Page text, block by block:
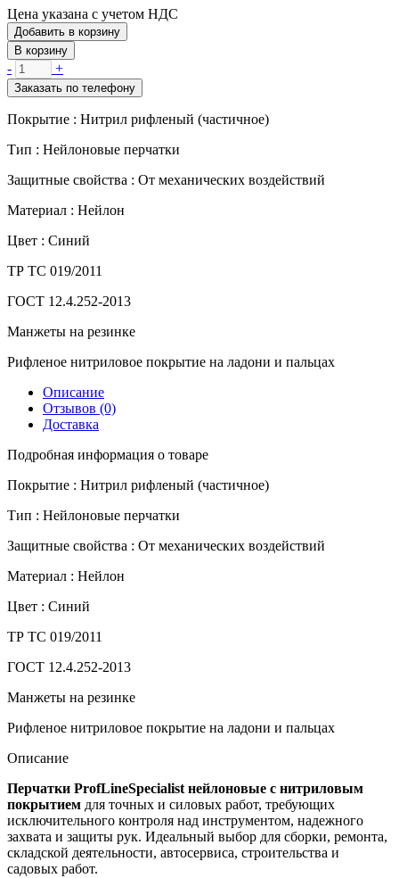
Цена указана с учетом НДС
Добавить в корзину
В корзину
- +
Заказать по телефону
Покрытие : Нитрил рифленый (частичное)
Тип : Нейлоновые перчатки
Защитные свойства : От механических воздействий
Материал : Нейлон
Цвет : Синий
ТР ТС 019/2011
ГОСТ 12.4.252-2013
Манжеты на резинке
Рифленое нитриловое покрытие на ладони и пальцах
Описание
Отзывов (0)
Доставка
Подробная информация о товаре
Покрытие : Нитрил рифленый (частичное)
Тип : Нейлоновые перчатки
Защитные свойства : От механических воздействий
Материал : Нейлон
Цвет : Синий
ТР ТС 019/2011
ГОСТ 12.4.252-2013
Манжеты на резинке
Рифленое нитриловое покрытие на ладони и пальцах
Описание
Перчатки ProfLineSpecialist нейлоновые с нитриловым
покрытием для точных и силовых работ, требующих
исключительного контроля над инструментом, надежного
захвата и защиты рук. Идеальный выбор для сборки, ремонта,
складской деятельности, автосервиса, строительства и
садовых работ.